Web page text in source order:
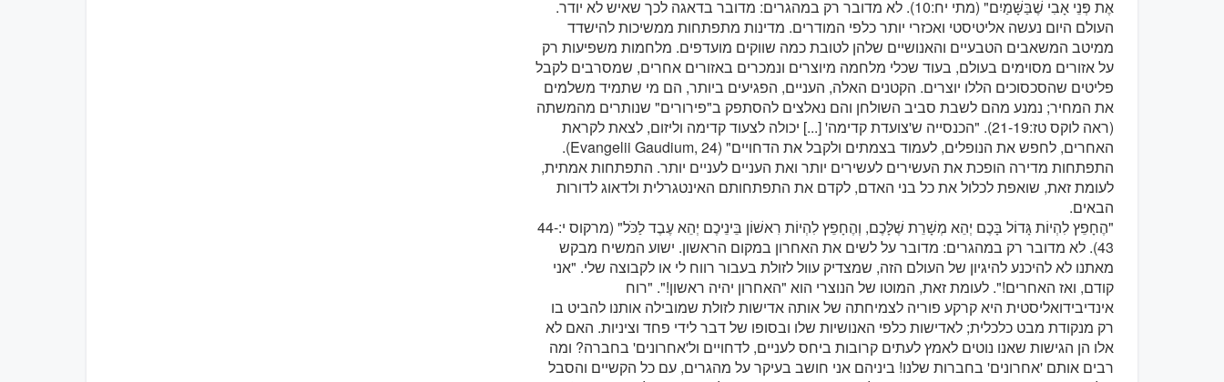
אֶת פְּנֵי אָבִי שֶׁבַּשָּׁמַיִם" (מתי יח:10). לא מדובר רק במהגרים: מדובר בדאגה לכך שאיש לא יודר.
העולם היום נעשה אליטיסטי ואכזרי יותר כלפי המודרים. מדינות מתפתחות ממשיכות להישדד
ממיטב המשאבים הטבעיים והאנושיים שלהן לטובת כמה שווקים מועדפים. מלחמות משפיעות רק
על אזורים מסוימים בעולם, בעוד שכלי מלחמה מיוצרים ונמכרים באזורים אחרים, שמסרבים לקבל
פליטים שהסכסוכים הללו יוצרים. הקטנים האלה, העניים, הפגיעים ביותר, הם מי שתמיד משלמים
את המחיר; נמנע מהם לשבת סביב השולחן והם נאלצים להסתפק ב"פירורים" שנותרים מהמשתה
(ראה לוקס טז:21-19). "הכנסייה ש'צועדת קדימה' [...] יכולה לצעוד קדימה וליזום, לצאת לקראת
האחרים, לחפש את הנופלים, לעמוד בצמתים ולקבל את הדחויים" (Evangelii Gaudium, 24).
התפתחות מדירה הופכת את העשירים לעשירים יותר ואת העניים לעניים יותר. התפתחות אמתית,
לעומת זאת, שואפת לכלול את כל בני האדם, לקדם את התפתחותם האינטגרלית ולדאוג לדורות
הבאים.
"הֶחָפֵץ לִהְיוֹת גָּדוֹל בָּכֶם יְהֵא מְשָׁרֵת שֶׁלָּכֶם, וְהֶחָפֵץ לִהְיוֹת רִאשׁוֹן בֵּינֵיכֶם יְהֵא עֶבֶד לַכֹּל" (מרקוס י:44-
43). לא מדובר רק במהגרים: מדובר על לשים את האחרון במקום הראשון. ישוע המשיח מבקש
מאתנו לא להיכנע להיגיון של העולם הזה, שמצדיק עוול לזולת בעבור רווח לי או לקבוצה שלי. "אני
קודם, ואז האחרים!". לעומת זאת, המוטו של הנוצרי הוא "האחרון יהיה ראשון!". "רוח
אינדיבידואליסטית היא קרקע פוריה לצמיחתה של אותה אדישות לזולת שמובילה אותנו להביט בו
רק מנקודת מבט כלכלית; לאדישות כלפי האנושיות שלו ובסופו של דבר לידי פחד וציניות. האם לא
אלו הן הגישות שאנו נוטים לאמץ לעתים קרובות ביחס לעניים, לדחויים ול'אחרונים' בחברה? ומה
רבים אותם 'אחרונים' בחברות שלנו! ביניהם אני חושב בעיקר על מהגרים, עם כל הקשיים והסבל